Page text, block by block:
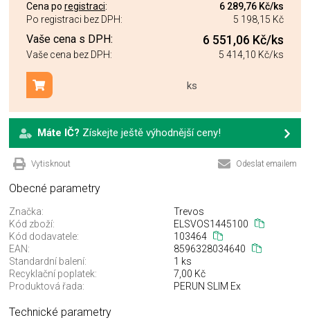
Cena po registraci: 6 289,76 Kč/ks
Po registraci bez DPH:
5 198,15 Kč
Vaše cena s DPH: 6 551,06 Kč/ks
Vaše cena bez DPH: 5 414,10 Kč/ks
ks
Přidat do košíku
Máte IČ? Získejte ještě výhodnější ceny!
Vytisknout Odeslat emailem
Obecné parametry
Značka:
Trevos
Kód zboží:
ELSVOS1445100
Kód dodavatele:
103464
EAN:
8596328034640
Standardní balení:
1 ks
Recyklační poplatek:
7,00 Kč
Produktová řada:
PERUN SLIM Ex
Technické parametry